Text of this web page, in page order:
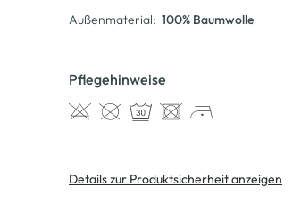
Außenmaterial: 100% Baumwolle
Pflegehinweise
Details zur Produktsicherheit anzeigen